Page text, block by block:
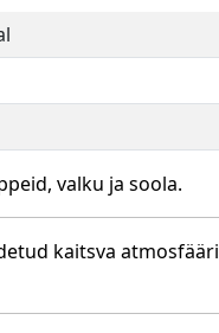
valku ja soola.
kaitsva